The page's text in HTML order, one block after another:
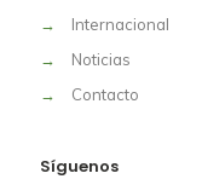
→
Internacional
→
Noticias
→
Contacto
Síguenos